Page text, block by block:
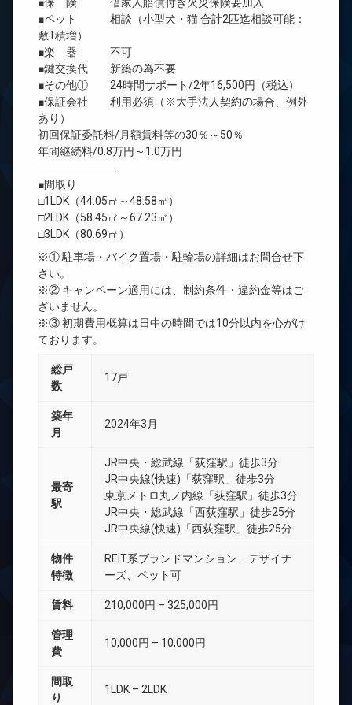
■ペット 相談（小型犬・猫 合計2匹迄相談可能：
敷1積増）
■楽 器 不可
■鍵交換代 新築の為不要
■その他① 24時間サポート/2年16,500円（税込）
■保証会社 利用必須（※大手法人契約の場合、例外
あり）
初回保証委託料/月額賃料等の30％～50％
年間継続料/0.8万円～1.0万円
―――――――
■間取り
□1LDK（44.05㎡～48.58㎡）
□2LDK（58.45㎡～67.23㎡）
□3LDK（80.69㎡）
※① 駐車場・バイク置場・駐輪場の詳細はお問合せ下
さい。
※② キャンペーン適用には、制約条件・違約金等はご
ざいません。
※③ 初期費用概算は日中の時間では10分以内を心がけ
ております。
総戸
数
17戸
築年
月
2024年3月
最寄
駅
JR中央・総武線「荻窪駅」徒歩3分
JR中央線(快速)「荻窪駅」徒歩3分
東京メトロ丸ノ内線「荻窪駅」徒歩3分
JR中央・総武線「西荻窪駅」徒歩25分
JR中央線(快速)「西荻窪駅」徒歩25分
物件
特徴
REIT系ブランドマンション、デザイナ
ーズ、ペット可
賃料 210,000円 – 325,000円
管理
費
10,000円 – 10,000円
間取
り
1LDK – 2LDK